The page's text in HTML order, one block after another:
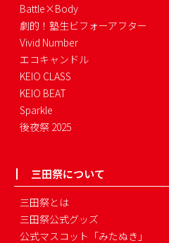
Battle×Body
劇的！塾生ビフォーアフター
Vivid Number
エコキャンドル
KEIO CLASS
KEIO BEAT
Sparkle
後夜祭 2025
三田祭について
三田祭とは
三田祭公式グッズ
公式マスコット「みたぬき」